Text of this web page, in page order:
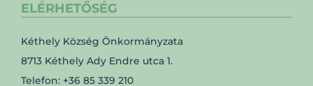
ELÉRHETŐSÉG
Kéthely Község Önkormányzata
8713 Kéthely Ady Endre utca 1.
Telefon: +36 85 339 210